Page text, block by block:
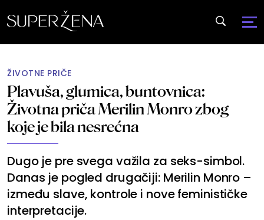
ŽIVOTNE PRIČE
Plavuša, glumica, buntovnica:
Životna priča Merilin Monro zbog
koje je bila nesrećna
Dugo je pre svega važila za seks-simbol.
Danas je pogled drugačiji: Merilin Monro –
između slave, kontrole i nove feminističke
interpretacije.